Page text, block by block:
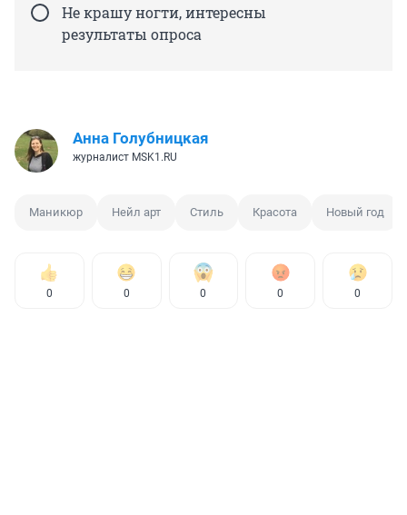
Не крашу ногти, интересны
результаты опроса
Анна Голубницкая
журналист MSK1.RU
Маникюр Нейл арт Стиль Красота Новый год
0 0 0 0 0